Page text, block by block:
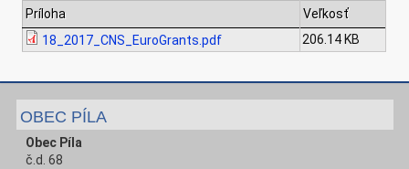
Príloha
Veľkosť
18_2017_CNS_EuroGrants.pdf
206.14 KB
OBEC PÍLA
Obec Píla
č.d. 68